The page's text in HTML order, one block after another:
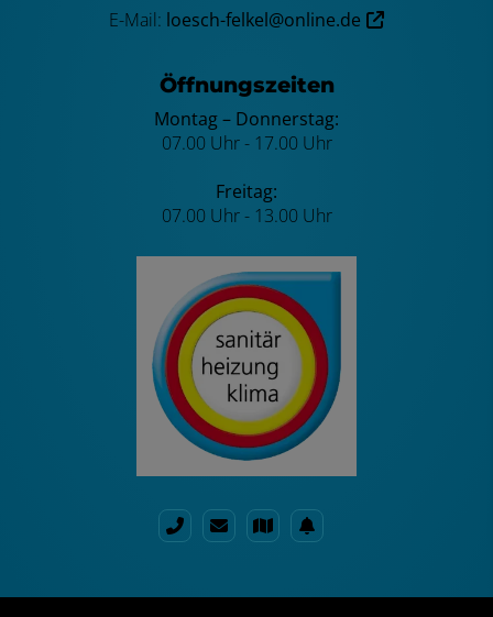
E-Mail: loesch-felkel@online.de
Öffnungszeiten
Montag – Donnerstag:
07.00 Uhr - 17.00 Uhr
Freitag:
07.00 Uhr - 13.00 Uhr